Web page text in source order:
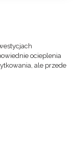
ocieplenia
ale przede